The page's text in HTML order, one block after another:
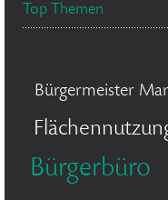
Top Themen
Bürgermeister
Bürgerbüro